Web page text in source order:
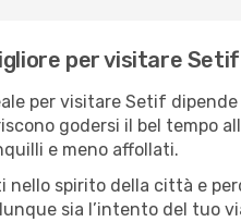
per visitare Setif
per visitare Setif
godersi il bel tempo
e meno affollati.
nello spirito della città e
sia l’intento del tuo